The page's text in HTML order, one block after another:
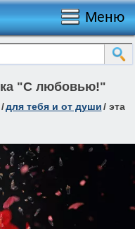
Меню
"С любовью!"
/для тебя и от души/ эта